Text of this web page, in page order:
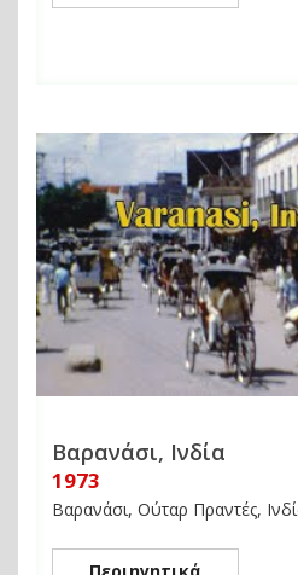
Βαρανάσι, Ινδία
1973
Βαρανάσι, Ούταρ Πραντές,